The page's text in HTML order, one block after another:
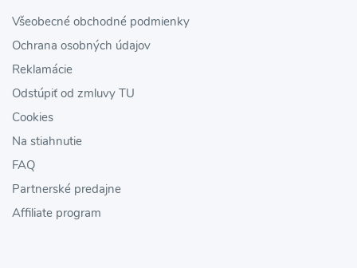
Všeobecné obchodné podmienky
Ochrana osobných údajov
Reklamácie
Odstúpiť od zmluvy TU
Cookies
Na stiahnutie
FAQ
Partnerské predajne
Affiliate program